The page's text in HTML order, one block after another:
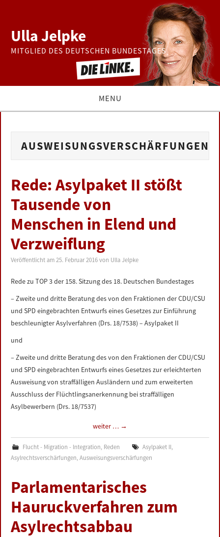
Ulla Jelpke
MITGLIED DES DEUTSCHEN BUNDESTAGES
MENU
BUNDESTAG
ZUR PERSON
LINKS
DATENSCHUTZERKLÄRUNG
IMPRESSUM
AUSWEISUNGSVERSCHÄRFUNGEN
Rede: Asylpaket II stößt
Tausende von
Menschen in Elend und
Verzweiflung
Veröffentlicht am25. Februar 2016 von Ulla Jelpke
Rede zu TOP 3 der 158. Sitzung des 18. Deutschen Bundestages
– Zweite und dritte Beratung des von den Fraktionen der CDU/CSU
und SPD eingebrachten Entwurfs eines Gesetzes zur Einführung
beschleunigter Asylverfahren (Drs. 18/7538) – Asylpaket II
und
– Zweite und dritte Beratung des von den Fraktionen der CDU/CSU
und SPD eingebrachten Entwurfs eines Gesetzes zur erleichterten
Ausweisung von straffälligen Ausländern und zum erweiterten
Ausschluss der Flüchtlingsanerkennung bei straffälligen
Asylbewerbern (Drs. 18/7537)
weiter … →
Flucht - Migration - Integration, Reden Asylpaket II,
Asylrechtsverschärfungen,Ausweisungsverschärfungen
Parlamentarisches
Hauruckverfahren zum
Asylrechtsabbau